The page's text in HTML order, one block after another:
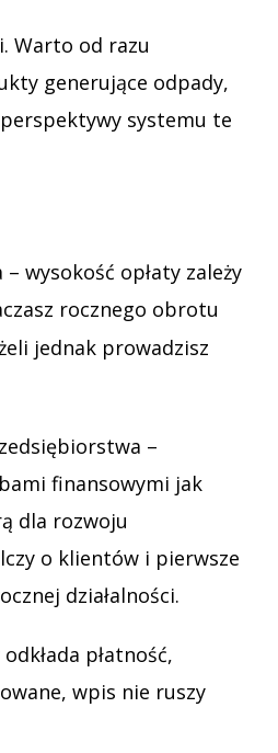
Warto od razu
generujące odpady,
systemu te
wysokość opłaty zależy
rocznego obrotu
jednak prowadzisz
–
finansowymi jak
dla rozwoju
o klientów i pierwsze
działalności.
płatność,
wpis nie ruszy